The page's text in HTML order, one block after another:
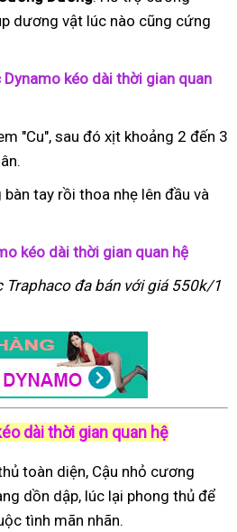
dương vật lúc nào cũng cứng
kéo dài thời gian quan
"Cu", sau đó xịt khoảng 2 đến 3
tay rồi thoa nhẹ lên đầu và
kéo dài thời gian quan hệ
Traphacođa bán với giá 550k/1
dài thời gian quan hệ
toàn diện, Cậu nhỏ cương
dồn dập, lúc lại phong thủ để
tình mãn nhãn.